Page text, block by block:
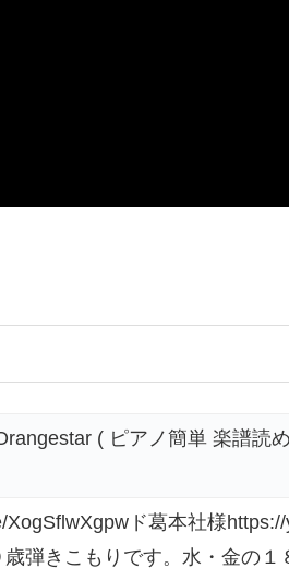
( ピアノ簡単 楽譜読
ド葛本社様
弾きこもりです。水・金の１